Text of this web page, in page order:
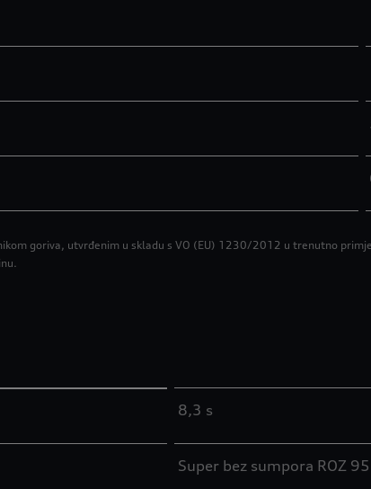
goriva, utvrđenim u skladu s VO (EU) 1230/2012 u trenutno
8,3 s
Super bez sumpora ROZ 95